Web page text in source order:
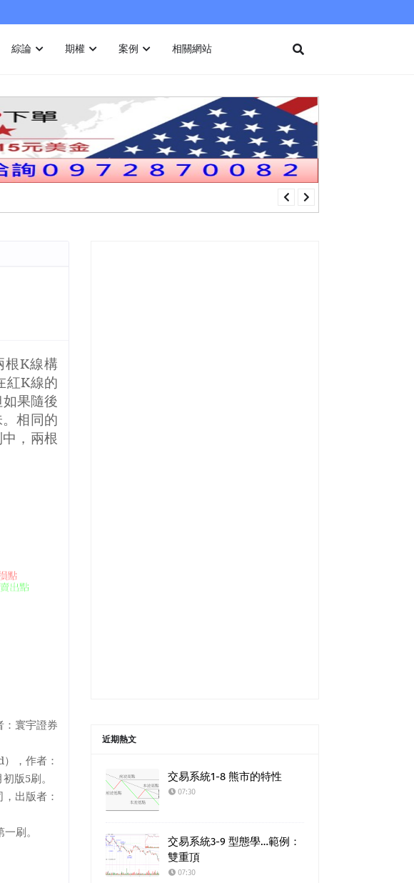
綜論 期權 案例 相關網站
根K線構
紅K線的
果隨後
相同的
，兩根
：寰宇證券
），作者：
初版5刷。
出版者：
刷。
近期熱文
交易系統1-8 熊市的特性
07:30
交易系統3-9 型態學…範例：
雙重頂
07:30